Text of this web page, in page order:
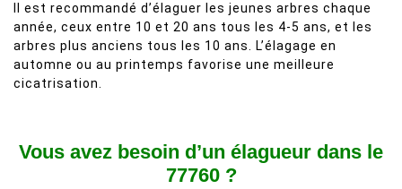
Il est recommandé d’élaguer les jeunes arbres chaque
année, ceux entre 10 et 20 ans tous les 4-5 ans, et les
arbres plus anciens tous les 10 ans. L’élagage en
automne ou au printemps favorise une meilleure
cicatrisation.
Vous avez besoin d’un élagueur dans le
77760 ?